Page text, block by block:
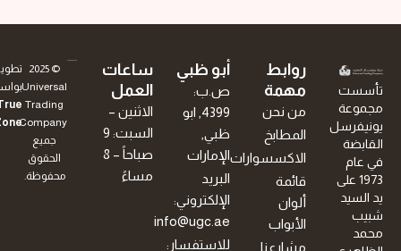
تأسست
مجموعة
يونيفرسل
القابضة
في عام
1973 على
يد السيد
شبيب
محمد
روابط
مهمة
من نحن
المطابخ
الاكسسوارات
قائمة
ألوان
الأبواب
مشارعنا
أبو ظبي
ص.ب:
4399, ابو
ظبي,
الإمارات
البريد
الإلكتروني:
info@ugc.ae
للاستفسار:
ساعات
العمل
الاثنين –
السبت: 9
صباحاً – 8
مساءً
© 2025
Universal
Trading
Company.
جميع
الحقوق
محفوظة.
تطوير
بواسطة
True
Zone
.